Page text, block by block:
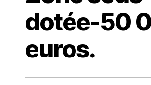
dotée-50
euros.